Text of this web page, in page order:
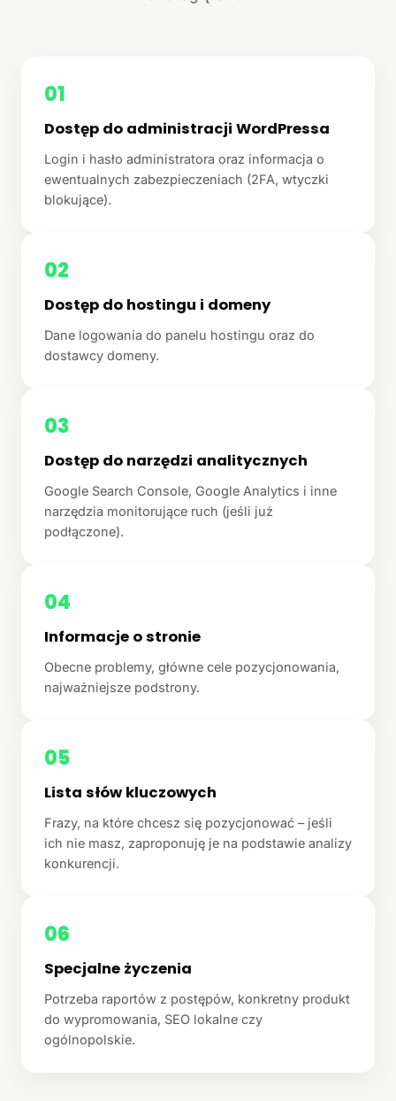
01
Dostęp do administracji WordPressa
Login i hasło administratora oraz informacja o
ewentualnych zabezpieczeniach (2FA, wtyczki
blokujące).
02
Dostęp do hostingu i domeny
Dane logowania do panelu hostingu oraz do
dostawcy domeny.
03
Dostęp do narzędzi analitycznych
Google Search Console, Google Analytics i inne
narzędzia monitorujące ruch (jeśli już
podłączone).
04
Informacje o stronie
Obecne problemy, główne cele pozycjonowania,
najważniejsze podstrony.
05
Lista słów kluczowych
Frazy, na które chcesz się pozycjonować – jeśli
ich nie masz, zaproponuję je na podstawie analizy
konkurencji.
06
Specjalne życzenia
Potrzeba raportów z postępów, konkretny produkt
do wypromowania, SEO lokalne czy
ogólnopolskie.